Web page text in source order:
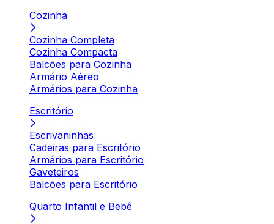
Cozinha
Cozinha Completa
Cozinha Compacta
Balcões para Cozinha
Armário Aéreo
Armários para Cozinha
Escritório
Escrivaninhas
Cadeiras para Escritório
Armários para Escritório
Gaveteiros
Balcões para Escritório
Quarto Infantil e Bebê